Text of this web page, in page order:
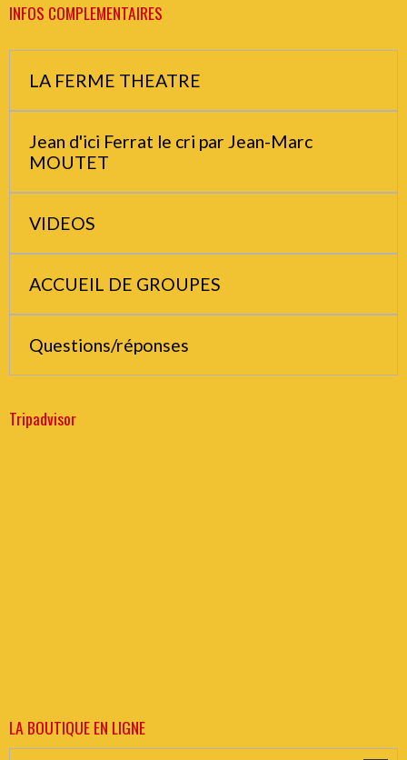
INFOS COMPLEMENTAIRES
LA FERME THEATRE
Jean d'ici Ferrat le cri par Jean-Marc
MOUTET
VIDEOS
ACCUEIL DE GROUPES
Questions/réponses
Tripadvisor
LA BOUTIQUE EN LIGNE